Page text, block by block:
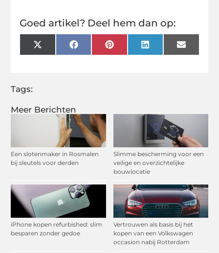
Meer Berichten
Een slotenmaker in Rosmalen
bij sleutels voor derden
Slimme bescherming voor een
veilige en overzichtelijke
bouwlocatie
iPhone kopen refurbished: slim
besparen zonder gedoe
Vertrouwen als basis bij het
kopen van een Volkswagen
occasion nabij Rotterdam
Goed artikel? Deel hem dan op:
X
(Twitter)
FacebookPinterestLinkedInEmail
Tags: